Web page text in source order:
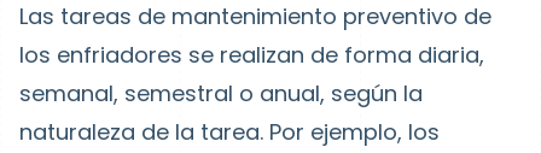
Las tareas de mantenimiento preventivo de
los enfriadores se realizan de forma diaria,
semanal, semestral o anual, según la
naturaleza de la tarea. Por ejemplo, los